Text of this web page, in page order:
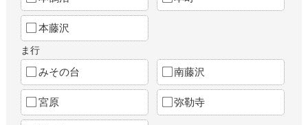
本藤沢
ま行
みその台 南藤沢
宮原 弥勒寺